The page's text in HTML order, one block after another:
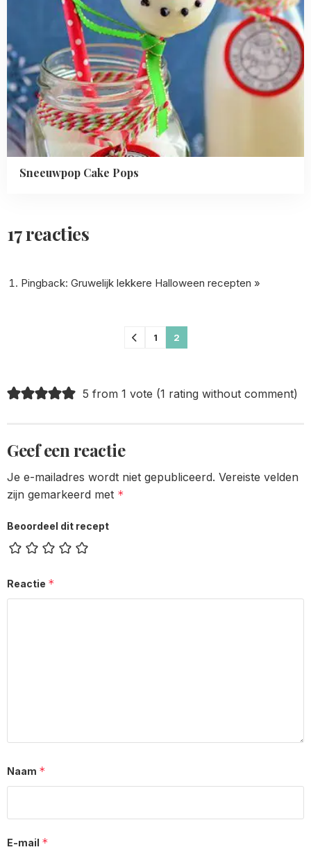
Sneeuwpop Cake Pops
17 reacties
Pingback: Gruwelijk lekkere Halloween recepten »
1 2
5 from 1 vote (1 rating without comment)
Geef een reactie
Je e-mailadres wordt niet gepubliceerd. Vereiste velden
zijn gemarkeerd met *
Beoordeel dit recept
Reactie *
Naam *
E-mail *